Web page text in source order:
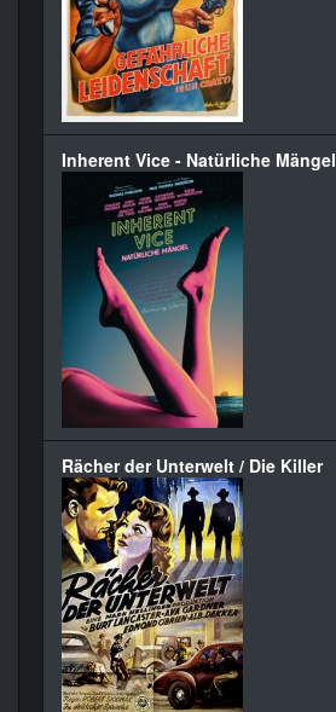
Inherent Vice - Natürliche Mängel
Rächer der Unterwelt / Die Killer